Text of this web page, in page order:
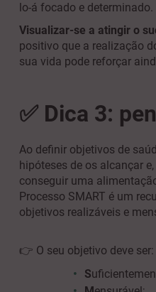
lo-á focado e determinado.
Visualizar-se a atingir o
positivo que a realização
sua vida pode reforçar
✅ Dica 3:
Ao definir objetivos de
hipóteses de os alcançar
conseguir uma
Processo SMART é um
objetivos realizáveis e
👉 O seu objetivo deve ser:
S